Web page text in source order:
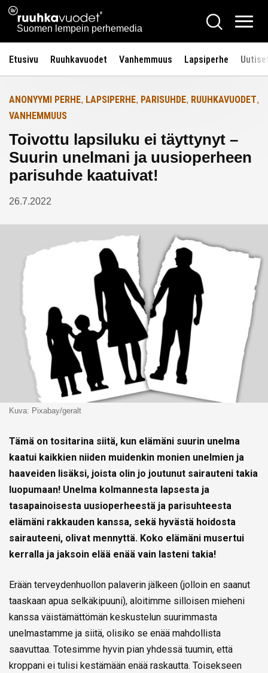
Siirry
sisältöön
Ruuhkavuodet.fi
Suomen lempein perhemedia
Hae
Etusivu Ruuhkavuodet Vanhemmuus Lapsiperhe
Etusivulle
ANONYYMI PERHE, LAPSIPERHE, PARISUHDE, RUUHKAVUODET,
VANHEMMUUS
Toivottu lapsiluku ei täyttynyt –
Suurin unelmani ja uusioperheen
parisuhde kaatuivat!
26.7.2022
Kuva: Pixabay/geralt
Tämä on tositarina siitä, kun elämäni suurin unelma
kaatui kaikkien niiden muidenkin monien unelmien ja
haaveiden lisäksi, joista olin jo joutunut sairauteni takia
luopumaan! Unelma kolmannesta lapsesta ja
tasapainoisesta uusioperheestä ja parisuhteesta
elämäni rakkauden kanssa, sekä hyvästä hoidosta
sairauteeni, olivat mennyttä. Koko elämäni musertui
kerralla ja jaksoin elää enää vain lasteni takia!
Erään terveydenhuollon palaverin jälkeen (jolloin en saanut
taaskaan apua selkäkipuuni), aloitimme silloisen mieheni
kanssa väistämättömän keskustelun suurimmasta
unelmastamme ja siitä, olisiko se enää mahdollista
saavuttaa. Totesimme hyvin pian yhdessä tuumin, että
kroppani ei tulisi kestämään enää raskautta. Toisekseen